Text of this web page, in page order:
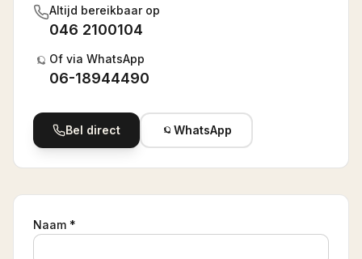
Altijd bereikbaar op
046 2100104
Of via WhatsApp
06-18944490
Bel direct WhatsApp
Naam *